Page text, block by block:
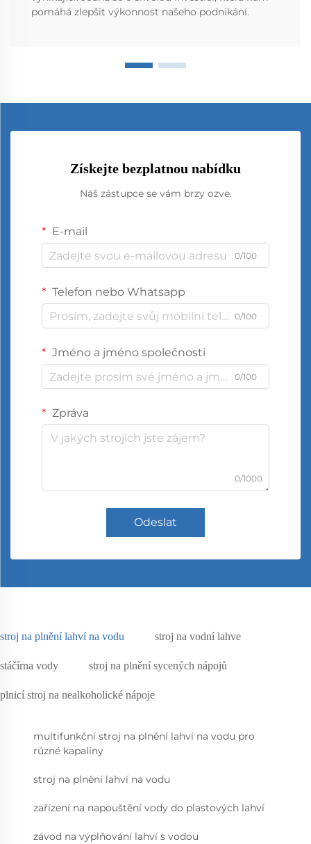
pomáhá zlepšit výkonnost našeho podnikání.
Získejte bezplatnou nabídku
Náš zástupce se vám brzy ozve.
E-mail
0/100
Telefon nebo Whatsapp
0/100
Jméno a jméno společnosti
0/100
Zpráva
0/1000
Odeslat
stroj na plnění lahví na vodu stroj na vodní lahve
stáčírna vody stroj na plnění sycených nápojů
plnicí stroj na nealkoholické nápoje
multifunkční stroj na plnění lahví na vodu pro
různé kapaliny
stroj na plnění lahví na vodu
zařízení na napouštění vody do plastových lahví
závod na výplňování lahví s vodou